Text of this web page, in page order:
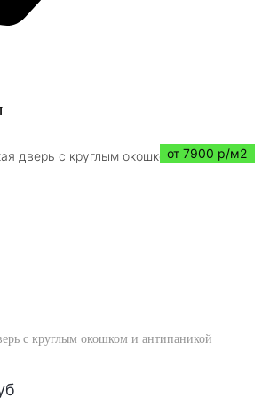
от 7900 р/м2
с круглым окошком и антипаникой